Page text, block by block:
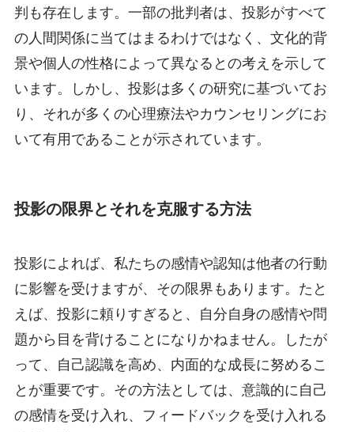
判も存在します。一部の批判者は、投影がすべて
の人間関係に当てはまるわけではなく、文化的背
景や個人の性格によって異なるとの考えを示して
います。しかし、投影は多くの研究に基づいてお
り、それが多くの心理療法やカウンセリングにお
いて有用であることが示されています。
投影の限界とそれを克服する方法
投影によれば、私たちの感情や認知は他者の行動
に影響を受けますが、その限界もあります。たと
えば、投影に頼りすぎると、自分自身の感情や問
題から目を背けることになりかねません。したが
って、自己認識を高め、内面的な成長に努めるこ
とが重要です。その方法としては、意識的に自己
の感情を受け入れ、フィードバックを受け入れる